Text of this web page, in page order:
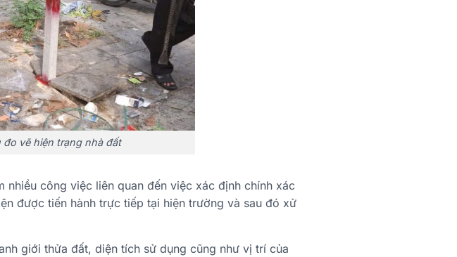
vẽ hiện trạng nhà đất
công việc liên quan đến việc xác định chính xác
được tiến hành trực tiếp tại hiện trường và sau đó xử
giới thửa đất, diện tích sử dụng cũng như vị trí của